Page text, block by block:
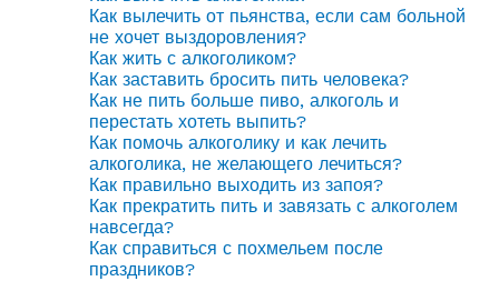
Как вылечить от пьянства, если сам больной
не хочет выздоровления?
Как жить с алкоголиком?
Как заставить бросить пить человека?
Как не пить больше пиво, алкоголь и
перестать хотеть выпить?
Как помочь алкоголику и как лечить
алкоголика, не желающего лечиться?
Как правильно выходить из запоя?
Как прекратить пить и завязать с алкоголем
навсегда?
Как справиться с похмельем после
праздников?